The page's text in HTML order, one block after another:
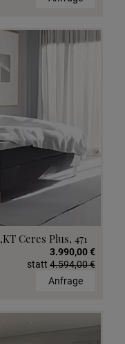
Ceres Plus, 471
3.990,00 €
statt 4.594,00 €
Anfrage